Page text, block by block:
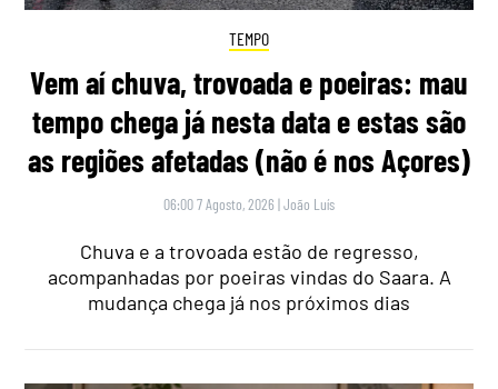
TEMPO
Vem aí chuva, trovoada e poeiras: mau
tempo chega já nesta data e estas são
as regiões afetadas (não é nos Açores)
06:00 7 Agosto, 2026 |João Luís
Chuva e a trovoada estão de regresso,
acompanhadas por poeiras vindas do Saara. A
mudança chega já nos próximos dias